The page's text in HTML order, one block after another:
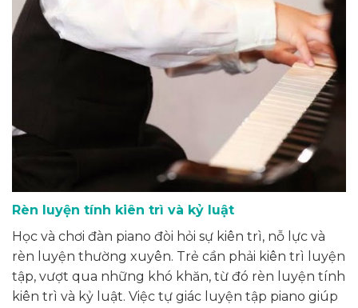
Rèn luyện tính kiên trì và kỷ luật
Học và chơi đàn piano đòi hỏi sự kiên trì, nỗ lực và
rèn luyện thường xuyên. Trẻ cần phải kiên trì luyện
tập, vượt qua những khó khăn, từ đó rèn luyện tính
kiên trì và kỷ luật. Việc tự giác luyện tập piano giúp